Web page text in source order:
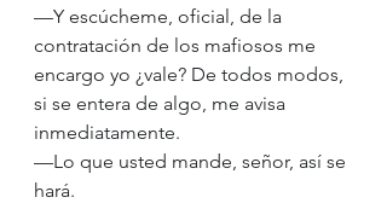
—Y escúcheme, oficial, de la
contratación de los mafiosos me
encargo yo ¿vale? De todos modos,
si se entera de algo, me avisa
inmediatamente.
—Lo que usted mande, señor, así se
hará.